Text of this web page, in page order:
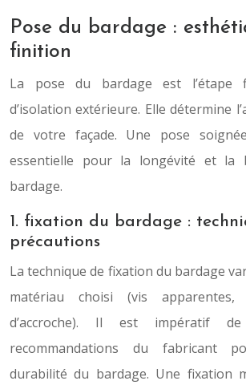
Pose du bardage :
finition
La pose du bardage est l’étape
d’isolation extérieure. Elle détermine
de votre façade. Une pose
essentielle pour la longévité et la
bardage.
1. fixation du bardage :
précautions
La technique de fixation du bardage
matériau choisi (vis apparentes,
d’accroche). Il est impératif
recommandations du fabricant
durabilité du bardage. Une fixation